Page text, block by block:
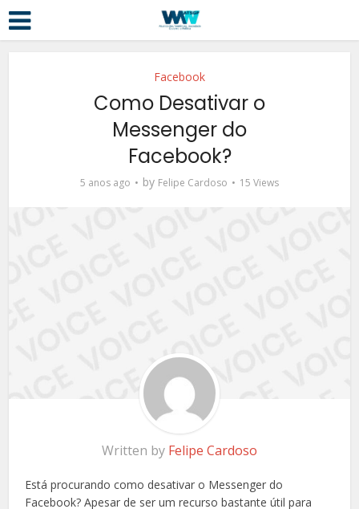
Facebook
Como Desativar o
Messenger do
Facebook?
5 anos ago by Felipe Cardoso 15 Views
Written by Felipe Cardoso
Está procurando como desativar o Messenger do
Facebook? Apesar de ser um recurso bastante útil para